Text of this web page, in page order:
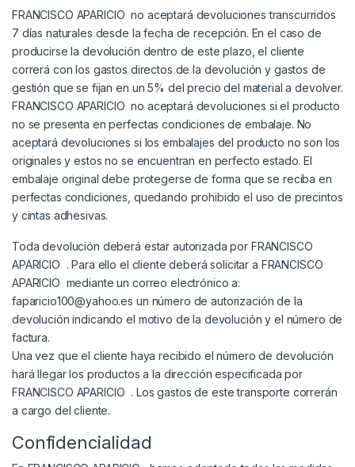
FRANCISCO APARICIO no aceptará devoluciones transcurridos
7 días naturales desde la fecha de recepción. En el caso de
producirse la devolución dentro de este plazo, el cliente
correrá con los gastos directos de la devolución y gastos de
gestión que se fijan en un 5% del precio del material a devolver.
FRANCISCO APARICIO no aceptará devoluciones si el producto
no se presenta en perfectas condiciones de embalaje. No
aceptará devoluciones si los embalajes del producto no son los
originales y estos no se encuentran en perfecto estado. El
embalaje original debe protegerse de forma que se reciba en
perfectas condiciones, quedando prohibido el uso de precintos
y cintas adhesivas.
Toda devolución deberá estar autorizada por FRANCISCO
APARICIO . Para ello el cliente deberá solicitar a FRANCISCO
APARICIO mediante un correo electrónico a:
faparicio100@yahoo.es un número de autorización de la
devolución indicando el motivo de la devolución y el número de
factura.
Una vez que el cliente haya recibido el número de devolución
hará llegar los productos a la dirección especificada por
FRANCISCO APARICIO . Los gastos de este transporte correrán
a cargo del cliente.
Confidencialidad